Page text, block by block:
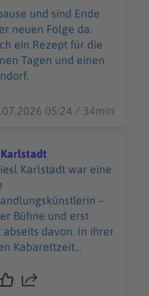
und sind Ende
neuen Folge da.
ein Rezept für die
Tagen und einen
05:24 / 34min
Karlstadt war eine
–
Bühne und erst
abseits davon. In ihrer
Kabarettzeit
mit so viel